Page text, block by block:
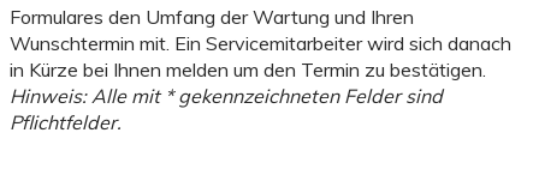
Formulares den Umfang der Wartung und Ihren
Wunschtermin mit. Ein Servicemitarbeiter wird sich danach
in Kürze bei Ihnen melden um den Termin zu bestätigen.
Hinweis: Alle mit * gekennzeichneten Felder sind
Pflichtfelder.